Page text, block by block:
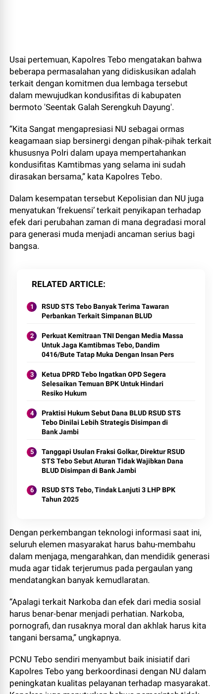
Usai pertemuan, Kapolres Tebo mengatakan bahwa
beberapa permasalahan yang didiskusikan adalah
terkait dengan komitmen dua lembaga tersebut
dalam mewujudkan kondusifitas di kabupaten
bermoto 'Seentak Galah Serengkuh Dayung'.
“Kita Sangat mengapresiasi NU sebagai ormas
keagamaan siap bersinergi dengan pihak-pihak terkait
khususnya Polri dalam upaya mempertahankan
kondusifitas Kamtibmas yang selama ini sudah
dirasakan bersama,” kata Kapolres Tebo.
Dalam kesempatan tersebut Kepolisian dan NU juga
menyatukan ‘frekuensi’ terkait penyikapan terhadap
efek dari perubahan zaman di mana degradasi moral
para generasi muda menjadi ancaman serius bagi
bangsa.
RELATED ARTICLE
RSUD STS Tebo Banyak Terima Tawaran
Perbankan Terkait Simpanan BLUD
Perkuat Kemitraan TNI Dengan Media Massa
Untuk Jaga Kamtibmas Tebo, Dandim
0416/Bute Tatap Muka Dengan Insan Pers
Ketua DPRD Tebo Ingatkan OPD Segera
Selesaikan Temuan BPK Untuk Hindari
Resiko Hukum
Praktisi Hukum Sebut Dana BLUD RSUD STS
Tebo Dinilai Lebih Strategis Disimpan di
Bank Jambi
Tanggapi Usulan Fraksi Golkar, Direktur RSUD
STS Tebo Sebut Aturan Tidak Wajibkan Dana
BLUD Disimpan di Bank Jambi
RSUD STS Tebo, Tindak Lanjuti 3 LHP BPK
Tahun 2025
Dengan perkembangan teknologi informasi saat ini,
seluruh elemen masyarakat harus bahu-membahu
dalam menjaga, mengarahkan, dan mendidik generasi
muda agar tidak terjerumus pada pergaulan yang
mendatangkan banyak kemudlaratan.
“Apalagi terkait Narkoba dan efek dari media sosial
harus benar-benar menjadi perhatian. Narkoba,
pornografi, dan rusaknya moral dan akhlak harus kita
tangani bersama,” ungkapnya.
PCNU Tebo sendiri menyambut baik inisiatif dari
Kapolres Tebo yang berkoordinasi dengan NU dalam
peningkatan kualitas pelayanan terhadap masyarakat.